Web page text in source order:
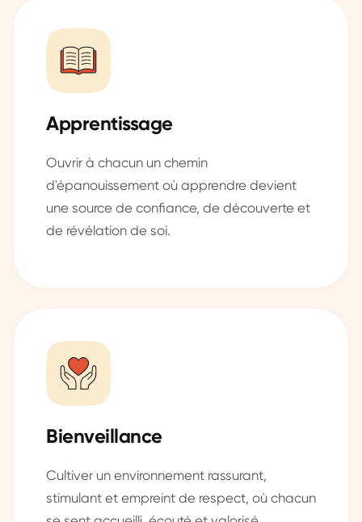
Apprentissage
Ouvrir à chacun un chemin
d'épanouissement où apprendre devient
une source de confiance, de découverte et
de révélation de soi.
Bienveillance
Cultiver un environnement rassurant,
stimulant et empreint de respect, où chacun